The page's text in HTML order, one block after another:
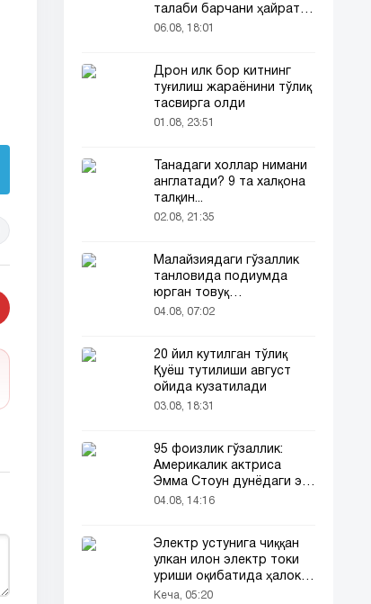
талаби барчани ҳайратга
солди
06.08, 18:01
Дрон илк бор китнинг
туғилиш жараёнини тўлиқ
тасвирга олди
01.08, 23:51
Танадаги холлар нимани
англатади? 9 та халқона
талқин...
02.08, 21:35
Малайзиядаги гўзаллик
танловида подиумда
юрган товуқ
томошабинлар
04.08, 07:02
20 йил кутилган тўлиқ
Қуёш тутилиши август
ойида кузатилади
03.08, 18:31
95 фоизлик гўзаллик:
Америкалик актриса
Эмма Стоун дунёдаги энг
гўзал аёл деб топилди!
04.08, 14:16
Электр устунига чиққан
улкан илон электр токи
уриши оқибатида ҳалок
бўлди
Кеча, 05:20